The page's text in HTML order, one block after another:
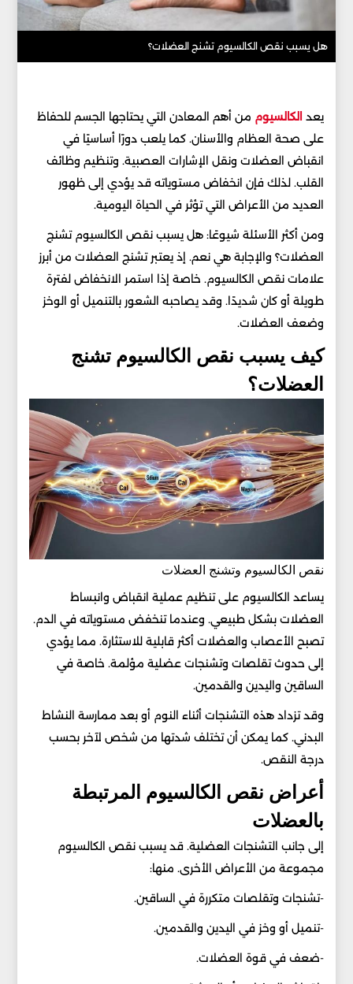
هل يسبب نقص الكالسيوم تشنج العضلات؟
يعد الكالسيوم من أهم المعادن التي يحتاجها الجسم للحفاظ
على صحة العظام والأسنان. كما يلعب دورًا أساسيًا في
انقباض العضلات ونقل الإشارات العصبية. وتنظيم وظائف
القلب. لذلك فإن انخفاض مستوياته قد يؤدي إلى ظهور
العديد من الأعراض التي تؤثر في الحياة اليومية.
ومن أكثر الأسئلة شيوعًا: هل يسبب نقص الكالسيوم تشنج
العضلات؟ والإجابة هي نعم. إذ يعتبر تشنج العضلات من أبرز
علامات نقص الكالسيوم. خاصة إذا استمر الانخفاض لفترة
طويلة أو كان شديدًا. وقد يصاحبه الشعور بالتنميل أو الوخز
وضعف العضلات.
كيف يسبب نقص الكالسيوم تشنج
العضلات؟
نقص الكالسيوم وتشنج العضلات
يساعد الكالسيوم على تنظيم عملية انقباض وانبساط
العضلات بشكل طبيعي. وعندما تنخفض مستوياته في الدم.
تصبح الأعصاب والعضلات أكثر قابلية للاستثارة. مما يؤدي
إلى حدوث تقلصات وتشنجات عضلية مؤلمة. خاصة في
الساقين واليدين والقدمين.
وقد تزداد هذه التشنجات أثناء النوم أو بعد ممارسة النشاط
البدني. كما يمكن أن تختلف شدتها من شخص لآخر بحسب
درجة النقص.
أعراض نقص الكالسيوم المرتبطة
بالعضلات
إلى جانب التشنجات العضلية. قد يسبب نقص الكالسيوم
مجموعة من الأعراض الأخرى. منها:
-تشنجات وتقلصات متكررة في الساقين.
-تنميل أو وخز في اليدين والقدمين.
-ضعف في قوة العضلات.